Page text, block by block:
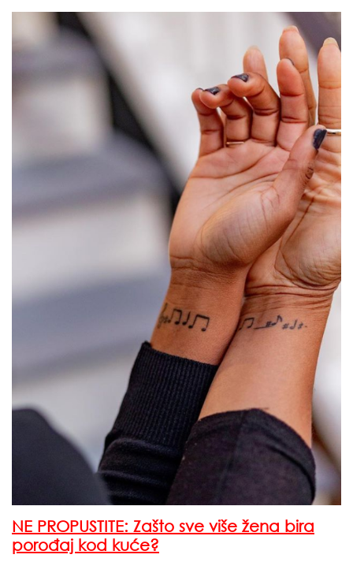
NE PROPUSTITE: Zašto sve više žena bira
porođaj kod kuće?